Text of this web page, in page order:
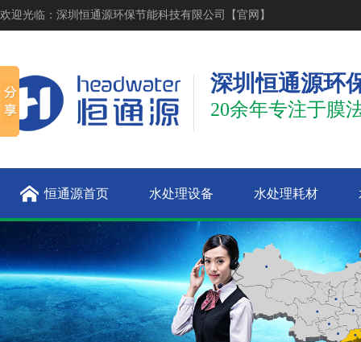
欢迎光临：深圳恒通源环保节能科技有限公司【官网】
深圳恒通源环
20余年专注于膜
恒通源首页 水处理设备 水处理耗材